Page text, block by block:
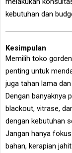
kebutuhan dan
Kesimpulan
Memilih toko
penting untuk
juga tahan lama
Dengan banyaknya
blackout, vitrase,
dengan kebutuhan
Jangan hanya
bahan, kerapian